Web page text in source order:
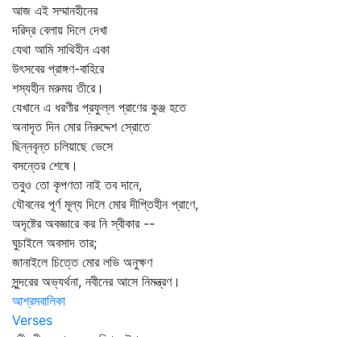
আজ এই সম্মানহীনের
দরিদ্র বেলায় দিলে দেখা
যেথা আমি সাথিহীন একা
উৎসবের প্রাঙ্গণ-বাহিরে
শস্যহীন মরুময় তীরে।
যেখানে এ ধরণীর প্রফুল্ল প্রাণের কুঞ্জ হতে
অনাদৃত দিন মোর নিরুদ্দেশ স্রোতে
ছিন্নবৃন্ত চলিয়াছে ভেসে
বসন্তের শেষে।
তবুও তো কৃপণতা নাই তব দানে,
যৌবনের পূর্ণ মূল্য দিলে মোর দীপ্তিহীন প্রাণে,
অদৃষ্টের অবজ্ঞারে কর নি স্বীকার --
ঘুচাইলে অবসাদ তার;
জানাইলে চিত্তে মোর লভি অনুক্ষণ
সুন্দরের অভ্যর্থনা, নবীনের আসে নিমন্ত্রণ।
আশ্রমবালিকা
Verses